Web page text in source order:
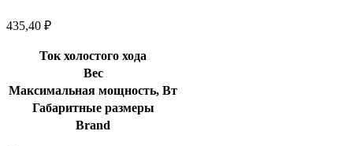
435,40 ₽
Ток холостого хода
Вес
Максимальная мощность, Вт
Габаритные размеры
Brand